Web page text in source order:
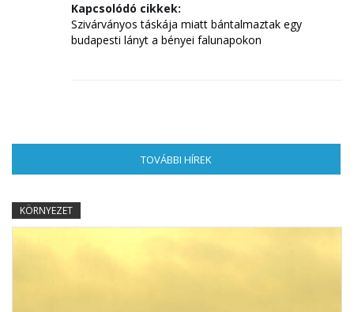
Kapcsolódó cikkek:
Szivárványos táskája miatt bántalmaztak egy
budapesti lányt a bényei falunapokon
TOVÁBBI HÍREK
KÖRNYEZET